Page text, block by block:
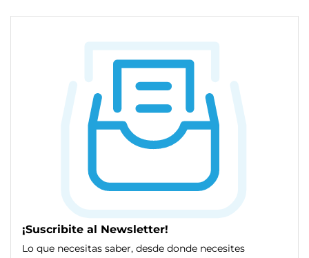
¡Suscribite al Newsletter!
Lo que necesitas saber, desde donde necesites